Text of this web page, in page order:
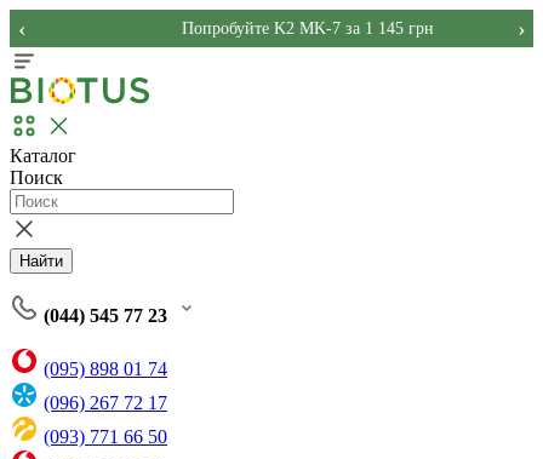
Попробуйте K2 MK-7 за 1 145 грн
‹ ›
Каталог
Поиск
Найти
(044) 545 77 23
(095) 898 01 74
(096) 267 72 17
(093) 771 66 50